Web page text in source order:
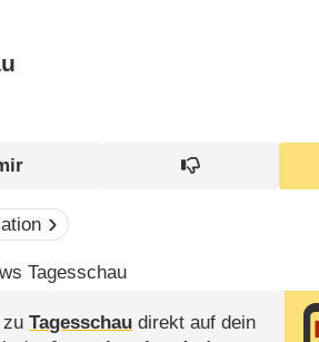
Tagesschau
zuTagesschau direkt auf dein